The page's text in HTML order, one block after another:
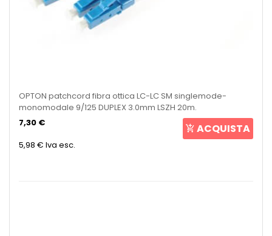
OPTON patchcord fibra ottica LC-LC SM singlemode-
monomodale 9/125 DUPLEX 3.0mm LSZH 20m.
7,30 €
5,98 € Iva esc.
ACQUISTA